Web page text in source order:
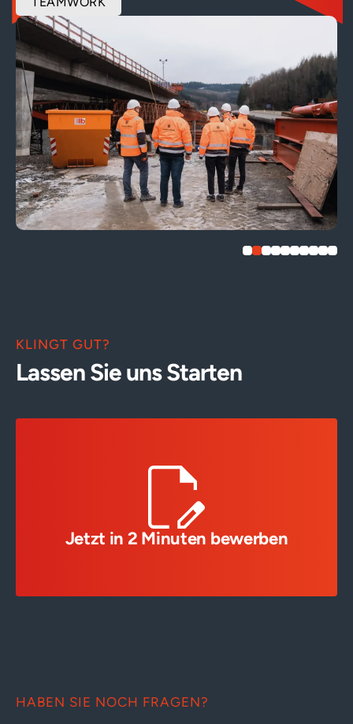
KLINGT GUT?
Lassen Sie uns Starten
Jetzt in 2 Minuten bewerben
HABEN SIE NOCH FRAGEN?